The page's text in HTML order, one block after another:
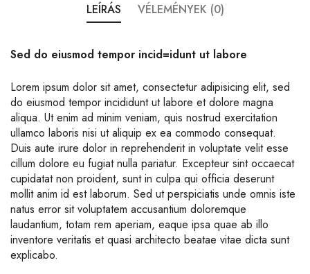
LEÍRÁS VÉLEMÉNYEK (0)
Sed do eiusmod tempor incid=idunt ut labore
Lorem ipsum dolor sit amet, consectetur adipisicing elit, sed
do eiusmod tempor incididunt ut labore et dolore magna
aliqua. Ut enim ad minim veniam, quis nostrud exercitation
ullamco laboris nisi ut aliquip ex ea commodo consequat.
Duis aute irure dolor in reprehenderit in voluptate velit esse
cillum dolore eu fugiat nulla pariatur. Excepteur sint occaecat
cupidatat non proident, sunt in culpa qui officia deserunt
mollit anim id est laborum. Sed ut perspiciatis unde omnis iste
natus error sit voluptatem accusantium doloremque
laudantium, totam rem aperiam, eaque ipsa quae ab illo
inventore veritatis et quasi architecto beatae vitae dicta sunt
explicabo.